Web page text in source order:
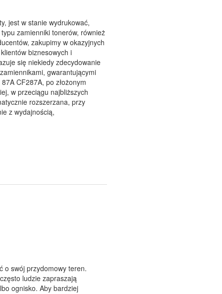
jest w stanie wydrukować,
zamienniki tonerów, również
zakupimy w okazyjnych
biznesowych i
się niekiedy zdecydowanie
gwarantującymi
CF287A, po złożonym
w przeciągu najbliższych
rozszerzana, przy
z wydajnością,
o swój przydomowy teren.
ludzie zapraszają
ognisko. Aby bardziej